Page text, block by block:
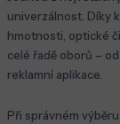
univerzálnost. Díky
hmotnosti, optické
celé řadě oborů –
reklamní aplikace.
Při správném